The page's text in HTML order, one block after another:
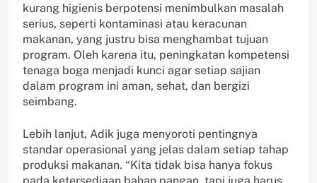
kurang higienis berpotensi menimbulkan masalah
serius, seperti kontaminasi atau keracunan
makanan, yang justru bisa menghambat tujuan
program. Oleh karena itu, peningkatan kompetensi
tenaga boga menjadi kunci agar setiap sajian
dalam program ini aman, sehat, dan bergizi
seimbang.
‎‎Lebih lanjut, Adik juga menyoroti pentingnya
standar operasional yang jelas dalam setiap tahap
produksi makanan. “Kita tidak bisa hanya fokus